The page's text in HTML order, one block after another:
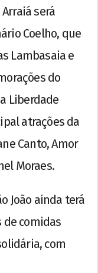
será
Coelho, que
Lambasaia e
do
Liberdade
atrações da
Canto, Amor
Moraes.
João ainda terá
de comidas
com